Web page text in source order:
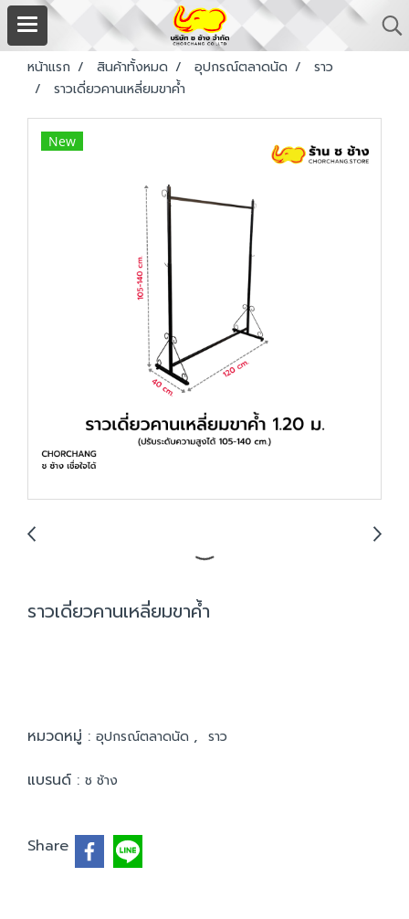
หน้าแรก สินค้าทั้งหมด อุปกรณ์ตลาดนัด
ราว
ราวเดี่ยวคานเหลี่ยมขาค้ำ
New
ราวเดี่ยวคานเหลี่ยมขาค้ำ
หมวดหมู่ : อุปกรณ์ตลาดนัด , ราว
แบรนด์ : ช ช้าง
Share